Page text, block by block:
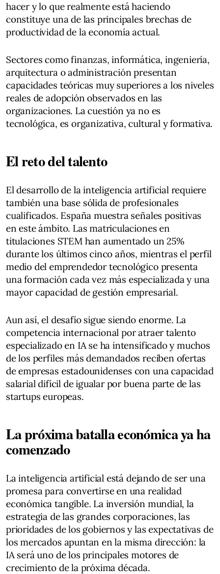
hacer y lo que realmente está haciendo
constituye una de las principales brechas de
productividad de la economía actual.
Sectores como finanzas, informática, ingeniería,
arquitectura o administración presentan
capacidades teóricas muy superiores a los niveles
reales de adopción observados en las
organizaciones. La cuestión ya no es
tecnológica, es organizativa, cultural y formativa.
El reto del talento
El desarrollo de la inteligencia artificial requiere
también una base sólida de profesionales
cualificados. España muestra señales positivas
en este ámbito. Las matriculaciones en
titulaciones STEM han aumentado un 25%
durante los últimos cinco años, mientras el perfil
medio del emprendedor tecnológico presenta
una formación cada vez más especializada y una
mayor capacidad de gestión empresarial.
Aun así, el desafío sigue siendo enorme. La
competencia internacional por atraer talento
especializado en IA se ha intensificado y muchos
de los perfiles más demandados reciben ofertas
de empresas estadounidenses con una capacidad
salarial difícil de igualar por buena parte de las
startups europeas.
La próxima batalla económica ya ha
comenzado
La inteligencia artificial está dejando de ser una
promesa para convertirse en una realidad
económica tangible. La inversión mundial, la
estrategia de las grandes corporaciones, las
prioridades de los gobiernos y las expectativas de
los mercados apuntan en la misma dirección: la
IA será uno de los principales motores de
crecimiento de la próxima década.